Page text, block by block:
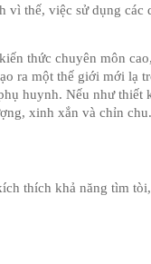
vì thế, việc sử dụng các
thức chuyên môn cao,
ra một thế giới mới lạ
huynh. Nếu như thiết
xinh xắn và chỉn chu.
thích khả năng tìm tòi,